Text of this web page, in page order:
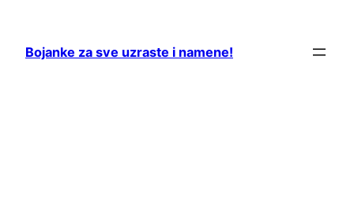
content
Bojanke za sve uzraste i namene!